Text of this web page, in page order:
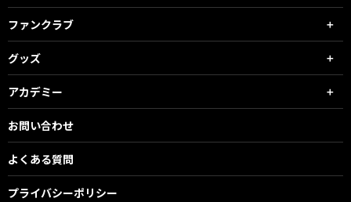
ファンクラブ
グッズ
アカデミー
お問い合わせ
よくある質問
プライバシーポリシー